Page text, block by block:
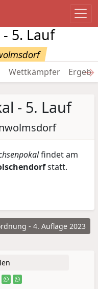
5. Lauf
Wettkämpfer →
- 5. Lauf
findet am
statt.
- 4. Auflage 2023